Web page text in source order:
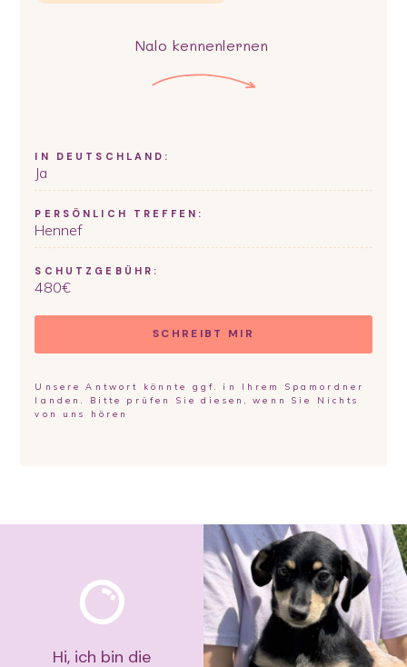
Nalo kennenlernen
IN DEUTSCHLAND:
Ja
PERSÖNLICH TREFFEN:
Hennef
SCHUTZGEBÜHR:
480€
SCHREIBT MIR
Unsere Antwort könnte ggf. in Ihrem Spamordner
landen. Bitte prüfen Sie diesen, wenn Sie Nichts
von uns hören
Hi, ich bin die